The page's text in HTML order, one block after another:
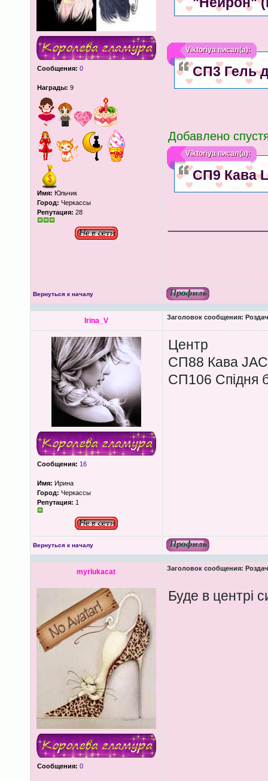
Сообщения: 0
Награды: 9
Имя: Юльчик
Город: Черкассы
Репутация: 28
Viktoriyaписал(а):
СП3 Гель
Добавлено
Viktoriyaписал(а):
СП9 Кава
Вернуться к началу
Irina_V Заголовок сообщения:
Сообщения: 16
Имя: Ирина
Город: Черкассы
Репутация: 1
Центр
СП88 Кава
СП106 Спідня
Вернуться к началу
myrlukacat Заголовок сообщения:
Сообщения: 0
Буде в центрі